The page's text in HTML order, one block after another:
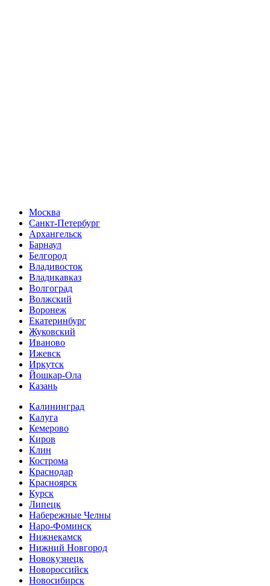
Москва
Санкт-Петербург
Архангельск
Барнаул
Белгород
Владивосток
Владикавказ
Волгоград
Волжский
Воронеж
Екатеринбург
Жуковский
Иваново
Ижевск
Иркутск
Йошкар-Ола
Казань
Калининград
Калуга
Кемерово
Киров
Клин
Кострома
Краснодар
Красноярск
Курск
Липецк
Набережные Челны
Наро-Фоминск
Нижнекамск
Нижний Новгород
Новокузнецк
Новороссийск
Новосибирск